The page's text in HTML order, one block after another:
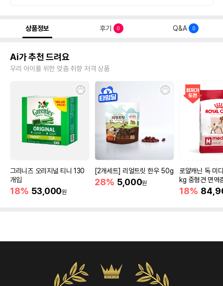
상품정보 후기 0 Q&A 0
Ai가 추천 드려요
우리 아이를 위한 맞춤 취향 저격 상품
그리니즈 오리지널 티니 130
개입
18% 53,000원
[2개세트] 리얼트릿 한우 50g
28% 5,000원
로얄캐닌 독 미
kg 중형견 면역
18%